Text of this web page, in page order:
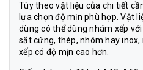
Tùy theo vật liệu của chi tiết
lựa chọn độ mịn phù hợp. Vật
dùng có thể dùng nhám xếp
sắt cứng, thép, nhôm hay
xếp có độ mịn cao hơn.